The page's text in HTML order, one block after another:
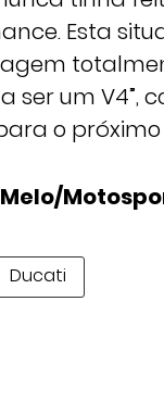
Esta
ser um V4”,
o próximo
Ducati